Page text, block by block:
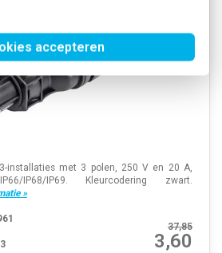
accepteren
installaties met 3 polen, 250 V en 20 A,
IP68/IP69. Kleurcodering zwart.
»
37,85
3,60